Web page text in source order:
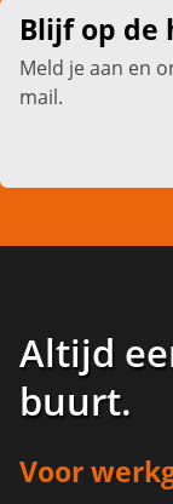
Blijf op de
Meld je aan en
mail.
Altijd
buurt.
Voor